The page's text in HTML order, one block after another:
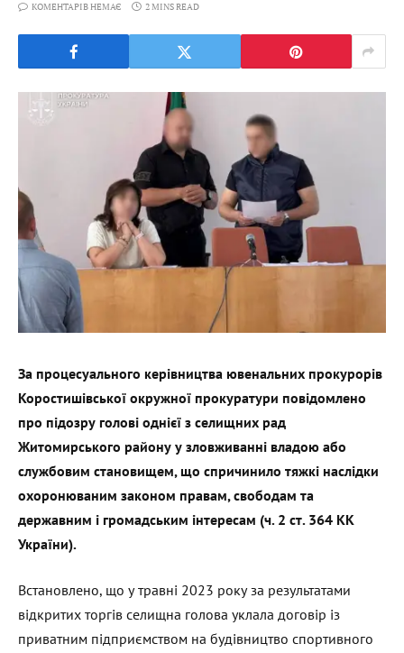
КОМЕНТАРІВ НЕМАЄ 2 MINS READ
За процесуального керівництва ювенальних прокурорів
Коростишівської окружної прокуратури повідомлено
про підозру голові однієї з селищних рад
Житомирського району у зловживанні владою або
службовим становищем, що спричинило тяжкі наслідки
охоронюваним законом правам, свободам та
державним і громадським інтересам (ч. 2 ст. 364 КК
України).
Встановлено, що у травні 2023 року за результатами
відкритих торгів селищна голова уклала договір із
приватним підприємством на будівництво спортивного